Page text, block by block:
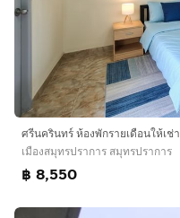
ศรีนครินทร์ ห้องพักรายเดือนให้เช่า
เมืองสมุทรปราการ สมุทรปราการ
฿ 8,550